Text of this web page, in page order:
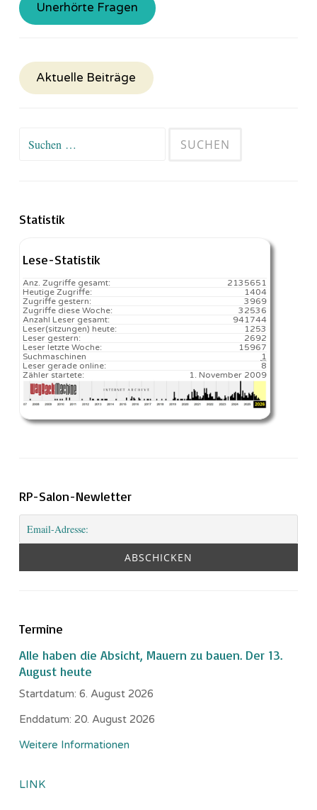
Unerhörte Fragen
Aktuelle Beiträge
Suchen
Statistik
Lese-Statistik
2135651
Anz. Zugriffe gesamt:
1404
Heutige Zugriffe:
3969
Zugriffe gestern:
32536
Zugriffe diese Woche:
941744
Anzahl Leser gesamt:
1253️
Leser(sitzungen) heute:
2692
Leser gestern:
15967️
Leser letzte Woche:
1
Suchmaschinen
8
Leser gerade online:
1. November 2009
Zähler startete:
RP-Salon-Newletter
Termine
Alle haben die Absicht, Mauern zu bauen. Der 13.
August heute
Startdatum: 6. August 2026
Enddatum: 20. August 2026
Weitere Informationen
LINK